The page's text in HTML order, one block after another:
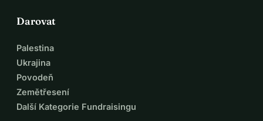
Darovat
Palestina
Ukrajina
Povodeň
Zemětřesení
Další Kategorie Fundraisingu